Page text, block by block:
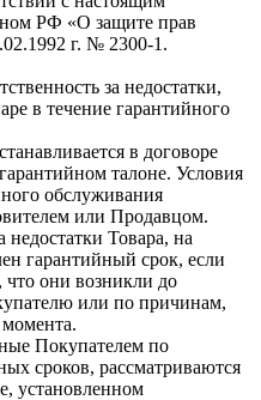
РФ «О защите прав
г. № 2300-1.
за недостатки,
в течение гарантийного
в договоре
талоне. Условия
обслуживания
или Продавцом.
недостатки Товара, на
гарантийный срок, если
что они возникли до
или по причинам,
Покупателем по
сроков, рассматриваются
установленном